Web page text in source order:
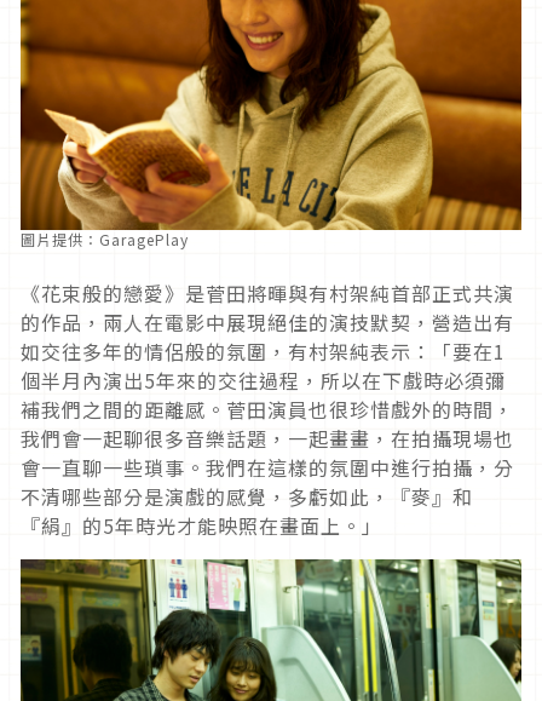
圖片提供：GaragePlay
《花束般的戀愛》是菅田將暉與有村架純首部正式共演
的作品，兩人在電影中展現絕佳的演技默契，營造出有
如交往多年的情侶般的氛圍，有村架純表示：「要在1
個半月內演出5年來的交往過程，所以在下戲時必須彌
補我們之間的距離感。菅田演員也很珍惜戲外的時間，
我們會一起聊很多音樂話題，一起畫畫，在拍攝現場也
會一直聊一些瑣事。我們在這樣的氛圍中進行拍攝，分
不清哪些部分是演戲的感覺，多虧如此，『麥』和
『絹』的5年時光才能映照在畫面上。」